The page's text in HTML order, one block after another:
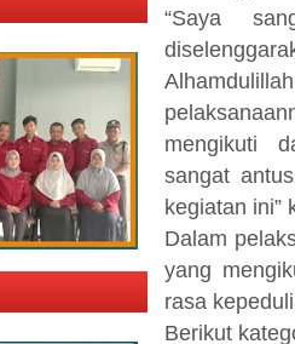
“Saya
mengikuti
sangat
kegiatan ini”
Dalam
yang
rasa
Berikut